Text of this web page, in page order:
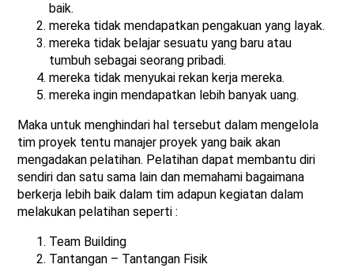
baik.
mereka tidak mendapatkan pengakuan yang layak.
mereka tidak belajar sesuatu yang baru atau
tumbuh sebagai seorang pribadi.
mereka tidak menyukai rekan kerja mereka.
mereka ingin mendapatkan lebih banyak uang.
Maka untuk menghindari hal tersebut dalam mengelola
tim proyek tentu manajer proyek yang baik akan
mengadakan pelatihan. Pelatihan dapat membantu diri
sendiri dan satu sama lain dan memahami bagaimana
berkerja lebih baik dalam tim adapun kegiatan dalam
melakukan pelatihan seperti :
Team Building
Tantangan – Tantangan Fisik